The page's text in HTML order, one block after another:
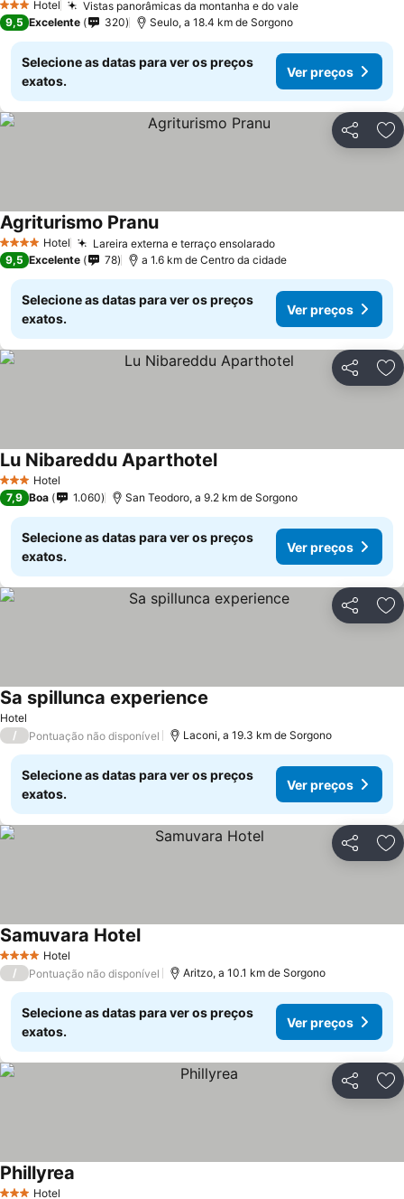
3 EstrelasHotel
Vistas panorâmicas da montanha e do vale
9,5 Excelente 320 Seulo, a 18.4 km de Sorgono
Selecione as datas para ver os preços
exatos.
Ver preços
Partilhar
4 EstrelasHotel Lareira externa e terraço ensolarado
Agriturismo Pranu
9,5 Excelente 78 a 1.6 km de Centro da cidade
Selecione as datas para ver os preços
exatos.
Ver preços
Partilhar
3 EstrelasHotel
Lu Nibareddu Aparthotel
7,9 Boa 1.060 San Teodoro, a 9.2 km de Sorgono
Selecione as datas para ver os preços
exatos.
Ver preços
Partilhar
Hotel
Sa spillunca experience
/ Pontuação não disponível Laconi, a 19.3 km de Sorgono
Selecione as datas para ver os preços
exatos.
Ver preços
Partilhar
4 EstrelasHotel
Samuvara Hotel
/ Pontuação não disponível Aritzo, a 10.1 km de Sorgono
Selecione as datas para ver os preços
exatos.
Ver preços
Partilhar
Hotel
Phillyrea